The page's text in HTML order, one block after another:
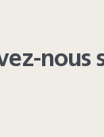
nous